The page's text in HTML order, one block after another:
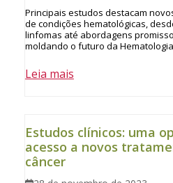
Principais estudos destacam
de condições hematológicas,
linfomas até abordagens
moldando o futuro da Hematologia
Leia mais
Estudos clínicos: uma
acesso a novos
câncer